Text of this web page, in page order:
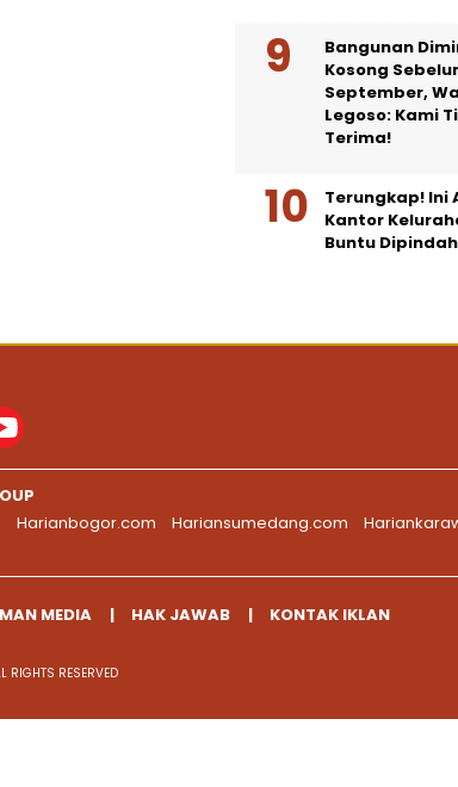
Bangunan
Kosong
September,
Legoso: Kami
Terima!
Terungkap! Ini
Kantor
Buntu Dipindah
Harianbogor.com Hariansumedang.com
MEDIA HAK JAWAB KONTAK IKLAN
RESERVED